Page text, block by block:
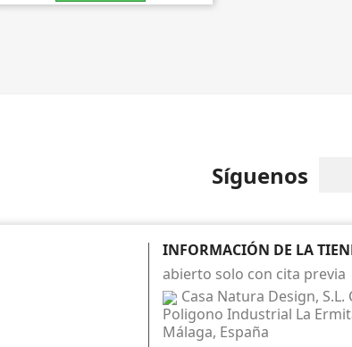
Síguenos
INFORMACIÓN DE LA
abierto solo con cita previa
Casa Natura Design, S.L.
Poligono Industrial La
Málaga, España